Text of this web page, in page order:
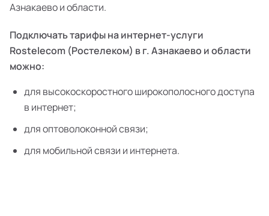
Азнакаево и области.
Подключать тарифы на интернет-услуги
Rostelecom (Ростелеком) в г. Азнакаево и области
можно:
для высокоскоростного широкополосного доступа
в интернет;
для оптоволоконной связи;
для мобильной связи и интернета.